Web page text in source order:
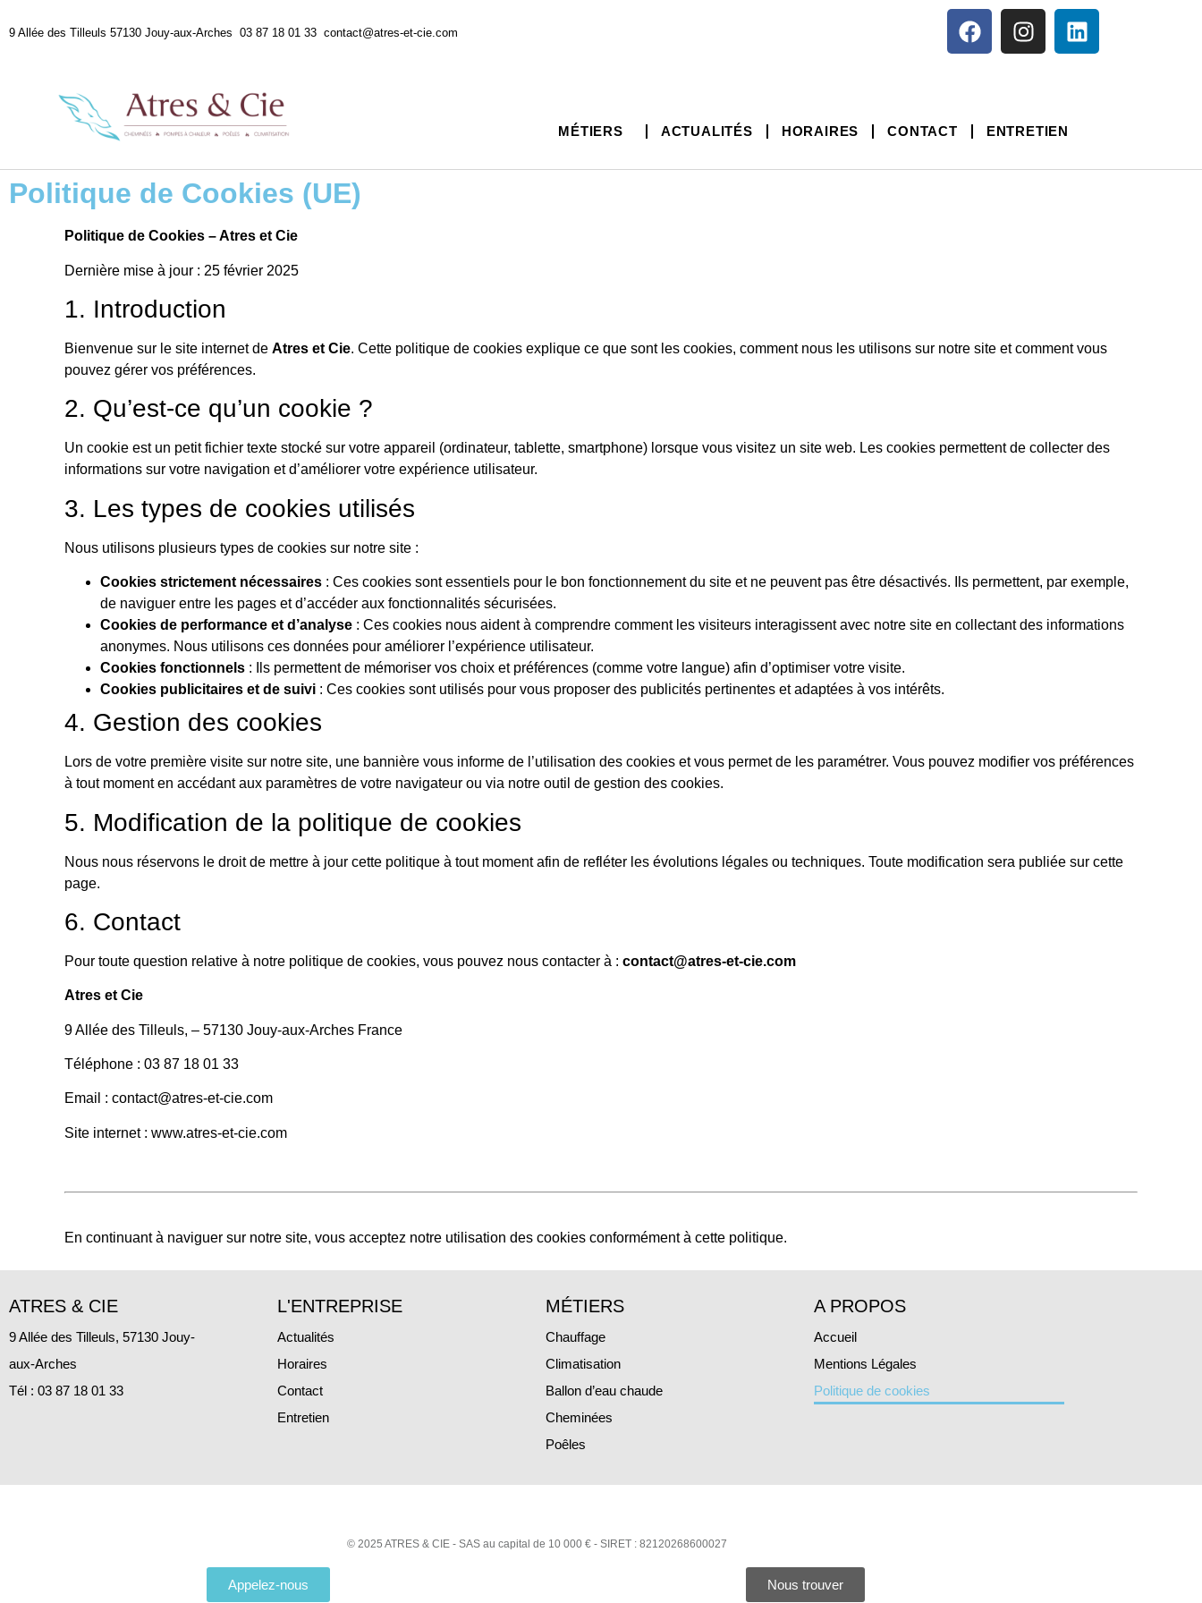
9 Allée des Tilleuls 57130 Jouy-aux-Arches 03 87 18 01 33 contact@atres-et-cie.com
MÉTIERS ACTUALITÉS HORAIRES CONTACT ENTRETIEN
Politique de Cookies (UE)
Politique de Cookies – Atres et Cie
Dernière mise à jour : 25 février 2025
1. Introduction
Bienvenue sur le site internet de Atres et Cie. Cette politique de cookies explique ce que sont les cookies, comment nous les utilisons sur notre site et comment vous
pouvez gérer vos préférences.
2. Qu’est-ce qu’un cookie ?
Un cookie est un petit fichier texte stocké sur votre appareil (ordinateur, tablette, smartphone) lorsque vous visitez un site web. Les cookies permettent de collecter des
informations sur votre navigation et d’améliorer votre expérience utilisateur.
3. Les types de cookies utilisés
Nous utilisons plusieurs types de cookies sur notre site :
Cookies strictement nécessaires : Ces cookies sont essentiels pour le bon fonctionnement du site et ne peuvent pas être désactivés. Ils permettent, par exemple,
de naviguer entre les pages et d’accéder aux fonctionnalités sécurisées.
Cookies de performance et d’analyse : Ces cookies nous aident à comprendre comment les visiteurs interagissent avec notre site en collectant des informations
anonymes. Nous utilisons ces données pour améliorer l’expérience utilisateur.
Cookies fonctionnels : Ils permettent de mémoriser vos choix et préférences (comme votre langue) afin d’optimiser votre visite.
Cookies publicitaires et de suivi : Ces cookies sont utilisés pour vous proposer des publicités pertinentes et adaptées à vos intérêts.
4. Gestion des cookies
Lors de votre première visite sur notre site, une bannière vous informe de l’utilisation des cookies et vous permet de les paramétrer. Vous pouvez modifier vos préférences
à tout moment en accédant aux paramètres de votre navigateur ou via notre outil de gestion des cookies.
5. Modification de la politique de cookies
Nous nous réservons le droit de mettre à jour cette politique à tout moment afin de refléter les évolutions légales ou techniques. Toute modification sera publiée sur cette
page.
6. Contact
Pour toute question relative à notre politique de cookies, vous pouvez nous contacter à : contact@atres-et-cie.com
Atres et Cie
9 Allée des Tilleuls, – 57130 Jouy-aux-Arches France
Téléphone : 03 87 18 01 33
Email : contact@atres-et-cie.com
Site internet : www.atres-et-cie.com
En continuant à naviguer sur notre site, vous acceptez notre utilisation des cookies conformément à cette politique.
ATRES & CIE
9 Allée des Tilleuls, 57130 Jouy-
aux-Arches
Tél : 03 87 18 01 33
L'ENTREPRISE
Actualités
Horaires
Contact
Entretien
MÉTIERS
Chauffage
Climatisation
Ballon d’eau chaude
Cheminées
Poêles
A PROPOS
Accueil
Mentions Légales
Politique de cookies
© 2025 ATRES & CIE - SAS au capital de 10 000 € - SIRET : 82120268600027
Appelez-nous Nous trouver